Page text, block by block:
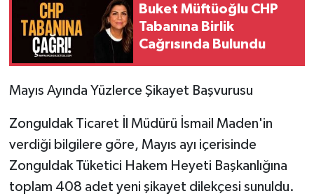
Buket Müftüoğlu CHP
Tabanına Birlik
Cağrısında Bulundu
​Mayıs Ayında Yüzlerce Şikayet Başvurusu
​Zonguldak Ticaret İl Müdürü İsmail Maden'in
verdiği bilgilere göre, Mayıs ayı içerisinde
Zonguldak Tüketici Hakem Heyeti Başkanlığına
toplam 408 adet yeni şikayet dilekçesi sunuldu.